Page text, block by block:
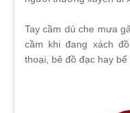
Tay cầm dù che mưa
cầm khi đang xách
thoại, bê đồ đạc hay bế